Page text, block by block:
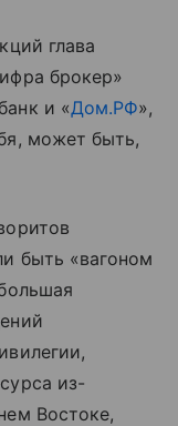
глава
брокер»
и «Дом.РФ»,
может быть,
быть «вагоном
из-
Востоке,